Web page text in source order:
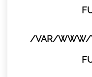
/VAR/WWW/